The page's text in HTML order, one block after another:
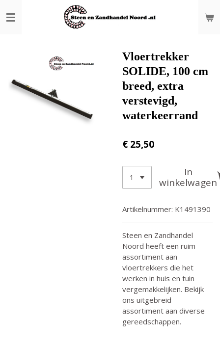
direct
Vloertrekker
SOLIDE, 100 cm
breed, extra
verstevigd,
waterkeerrand
€ 25,50
In
winkelwagen
Artikelnummer: K1491390
Steen en Zandhandel
Noord heeft een ruim
assortiment aan
vloertrekkers die het
werken in huis en tuin
vergemakkelijken. Bekijk
ons uitgebreid
assortiment aan diverse
gereedschappen.